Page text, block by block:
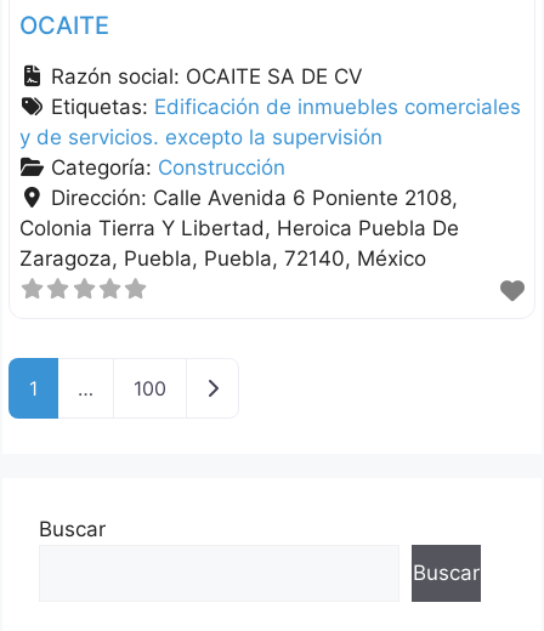
OCAITE
Razón social: OCAITE SA DE CV
Etiquetas: Edificación de inmuebles comerciales
y de servicios. excepto la supervisión
Categoría: Construcción
Dirección: Calle Avenida 6 Poniente 2108,
Colonia Tierra Y Libertad, Heroica Puebla De
Zaragoza Puebla Puebla 72140 México
1 … 100 Entradas anteriores
Buscar
Buscar